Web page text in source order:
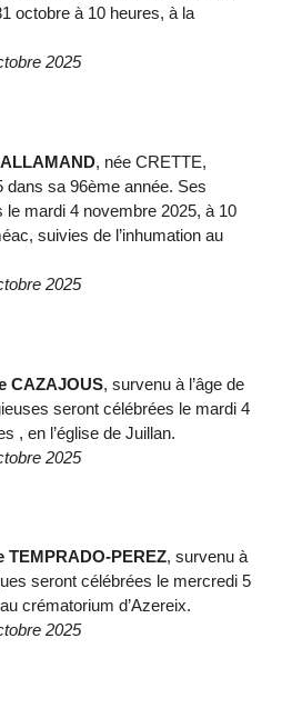
octobre à 10 heures, à la
2025
, née CRETTE,
dans sa 96ème année. Ses
mardi 4 novembre 2025, à 10
suivies de l’inhumation au
2025
CAZAJOUS, survenu à l’âge de
seront célébrées le mardi 4
, en l’église de Juillan.
2025
TEMPRADO-PEREZ, survenu à
seront célébrées le mercredi 5
crématorium d’Azereix.
2025